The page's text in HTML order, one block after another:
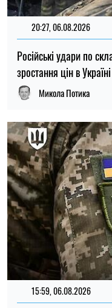
20:27, 06.08.2026
Російські удари по
зростання цін в Україні
Микола Потика
15:59, 06.08.2026